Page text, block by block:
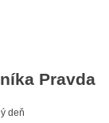
Pravda
deň